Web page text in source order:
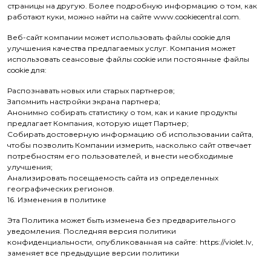
страницы на другую. Более подробную информацию о том, как
работают куки, можно найти на сайте www.cookiecentral.com.
Веб-сайт компании может использовать файлы cookie для
улучшения качества предлагаемых услуг. Компания может
использовать сеансовые файлы cookie или постоянные файлы
cookie для:
Распознавать новых или старых партнеров;
Запомнить настройки экрана партнера;
Анонимно собирать статистику о том, как и какие продукты
предлагает Компания, которую ищет Партнер;
Собирать достоверную информацию об использовании сайта,
чтобы позволить Компании измерить, насколько сайт отвечает
потребностям его пользователей, и внести необходимые
улучшения;
Анализировать посещаемость сайта из определенных
географических регионов.
16. Изменения в политике
Эта Политика может быть изменена без предварительного
уведомления. Последняя версия политики
конфиденциальности, опубликованная на сайте: https://violet.lv,
заменяет все предыдущие версии политики